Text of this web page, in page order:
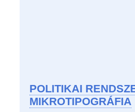
POLITIKAI
MIKROTIPOGRÁFIA